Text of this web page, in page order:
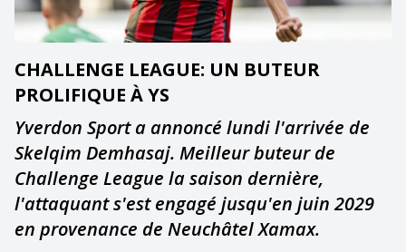
CHALLENGE LEAGUE: UN BUTEUR
PROLIFIQUE À YS
Yverdon Sport a annoncé lundi l'arrivée de
Skelqim Demhasaj. Meilleur buteur de
Challenge League la saison dernière,
l'attaquant s'est engagé jusqu'en juin 2029
en provenance de Neuchâtel Xamax.